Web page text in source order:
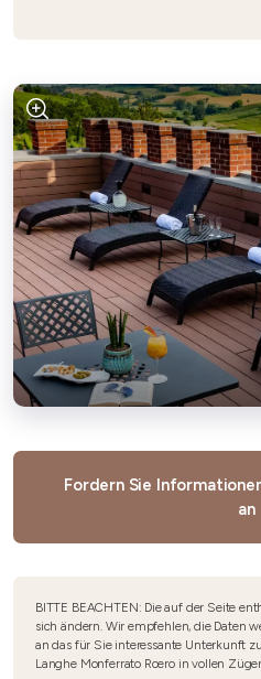
Fordern Sie
an
BITTE BEACHTEN: Die auf der Seite
sich ändern. Wir empfehlen, die Daten
an das für Sie interessante Unterkunft
Langhe Monferrato Roero in vollen